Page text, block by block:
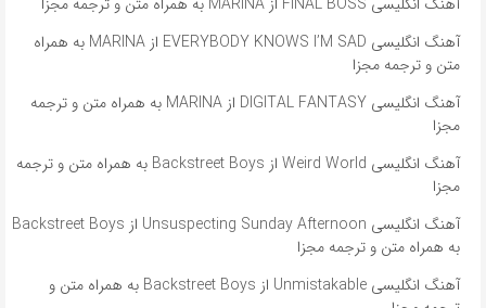
آهنگ انگلیسی EVERYBODY KNOWS I’M SAD از MARINA به همراه
متن و ترجمه مجزا
آهنگ انگلیسی DIGITAL FANTASY از MARINA به همراه متن و ترجمه
مجزا
آهنگ انگلیسی Weird World از Backstreet Boys به همراه متن و ترجمه
مجزا
آهنگ انگلیسی Unsuspecting Sunday Afternoon از Backstreet Boys
به همراه متن و ترجمه مجزا
آهنگ انگلیسی Unmistakable از Backstreet Boys به همراه متن و